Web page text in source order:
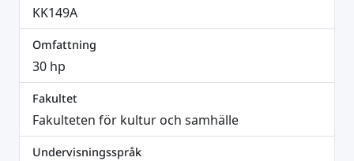
KK149A
Omfattning
30 hp
Fakultet
Fakulteten för kultur och samhälle
Undervisningsspråk